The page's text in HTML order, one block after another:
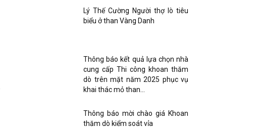
Lý Thế Cường Người thợ lò tiêu
biểu ở than Vàng Danh
Thông báo kết quả lựa chọn nhà
cung cấp Thi công khoan thăm
dò trên mặt năm 2025 phục vụ
khai thác mỏ than...
Thông báo mời chào giá Khoan
thăm dò kiểm soát vỉa